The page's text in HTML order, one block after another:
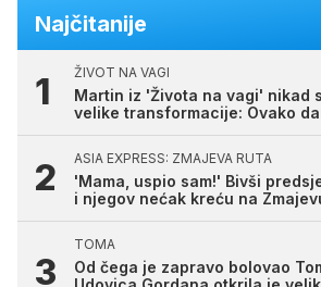
Najčitanije
ŽIVOT NA VAGI
Martin iz 'Života na vagi' nikad
velike transformacije: Ovako
ASIA EXPRESS: ZMAJEVA RUTA
'Mama, uspio sam!' Bivši
i njegov nećak kreću na
TOMA
Od čega je zapravo bolovao